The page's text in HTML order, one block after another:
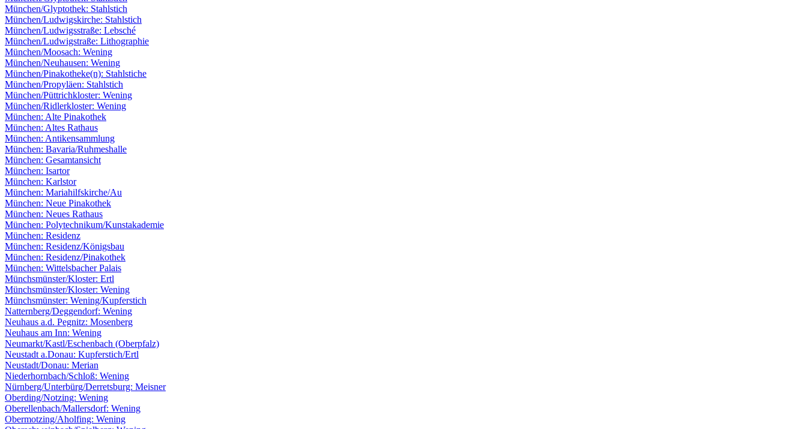
München/Glyptothek: Stahlstich
München/Ludwigskirche: Stahlstich
München/Ludwigsstraße: Lebsché
München/Ludwigstraße: Lithographie
München/Moosach: Wening
München/Neuhausen: Wening
München/Pinakotheke(n): Stahlstiche
München/Propyläen: Stahlstich
München/Püttrichkloster: Wening
München/Ridlerkloster: Wening
München: Alte Pinakothek
München: Altes Rathaus
München: Antikensammlung
München: Bavaria/Ruhmeshalle
München: Gesamtansicht
München: Isartor
München: Karlstor
München: Mariahilfskirche/Au
München: Neue Pinakothek
München: Neues Rathaus
München: Polytechnikum/Kunstakademie
München: Residenz
München: Residenz/Königsbau
München: Residenz/Pinakothek
München: Wittelsbacher Palais
Münchsmünster/Kloster: Ertl
Münchsmünster/Kloster: Wening
Münchsmünster: Wening/Kupferstich
Natternberg/Deggendorf: Wening
Neuhaus a.d. Pegnitz: Mosenberg
Neuhaus am Inn: Wening
Neumarkt/Kastl/Eschenbach (Oberpfalz)
Neustadt a.Donau: Kupferstich/Ertl
Neustadt/Donau: Merian
Niederhornbach/Schloß: Wening
Nürnberg/Unterbürg/Derretsburg: Meisner
Oberding/Notzing: Wening
Oberellenbach/Mallersdorf: Wening
Obermotzing/Aholfing: Wening